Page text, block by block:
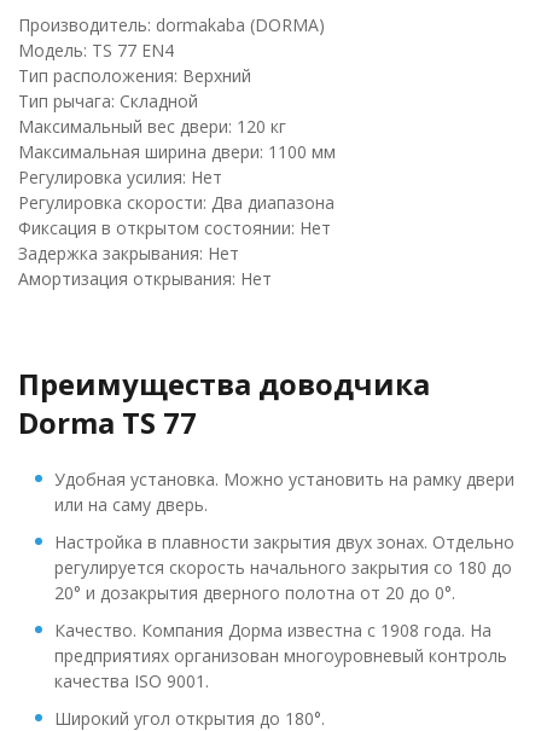
Производитель: dormakaba (DORMA)
Модель: TS 77 EN4
Тип расположения: Верхний
Тип рычага: Складной
Максимальный вес двери: 120 кг
Максимальная ширина двери: 1100 мм
Регулировка усилия: Нет
Регулировка скорости: Два диапазона
Фиксация в открытом состоянии: Нет
Задержка закрывания: Нет
Амортизация открывания: Нет
Преимущества доводчика
Dorma TS 77
Удобная установка. Можно установить на рамку двери
или на саму дверь.
Настройка в плавности закрытия двух зонах. Отдельно
регулируется скорость начального закрытия со 180 до
20° и дозакрытия дверного полотна от 20 до 0°.
Качество. Компания Дорма известна с 1908 года. На
предприятиях организован многоуровневый контроль
качества ISO 9001.
Широкий угол открытия до 180°.